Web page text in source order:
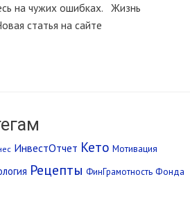
на чужих ошибках. Жизнь
статья на сайте
ИнвестОтчет Кето Мотивация
Рецепты ФинГрамотность Фонда